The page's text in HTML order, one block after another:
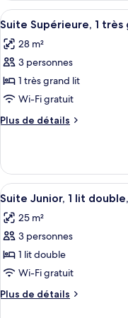
Quadruple
type
de
Chambre
Quadruple
Afficher
toutes
les
photos
pour
ce
type
de
Suite
Supérieure,
1
très
grand
lit,
bain
à
remous
9
Suite Supérieure, 1
28 m²
3 personnes
1 très grand lit
Wi-Fi gratuit
Plus de détails
Plus
le
type
de
Suite
Supérieure,
très
grand
bain
Afficher
toutes
les
photos
pour
ce
type
de
8
Suite Junior, 1 lit
25 m²
3 personnes
1 lit double
Wi-Fi gratuit
Plus de détails
Plus